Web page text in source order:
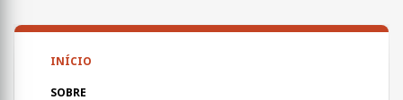
INÍCIO
SOBRE